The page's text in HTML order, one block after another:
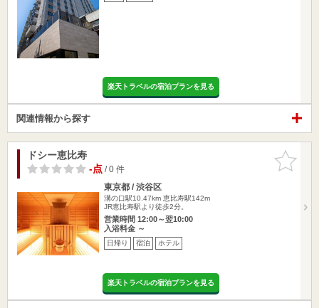
楽天トラベルの宿泊プランを見る
関連情報から探す
お気に入
りに追加
ドシー恵比寿
-点/ 0 件
東京都 / 渋谷区
溝の口駅10.47km 恵比寿駅142m
JR恵比寿駅より徒歩2分。
営業時間 12:00～翌10:00
入浴料金 ～
日帰り 宿泊 ホテル
楽天トラベルの宿泊プランを見る